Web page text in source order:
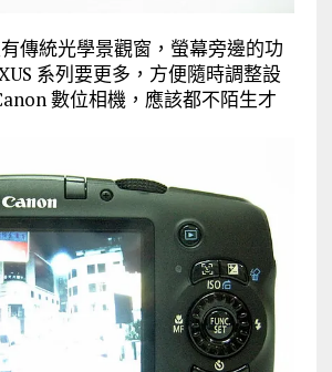
傳統光學景觀窗，螢幕旁邊的功
系列要更多，方便隨時調整設
數位相機，應該都不陌生才